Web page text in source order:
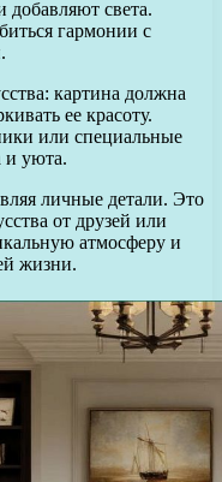
добавляют света.
гармонии с
картина должна
ее красоту.
или специальные
и уюта.
личные детали. Это
от друзей или
атмосферу и
жизни.